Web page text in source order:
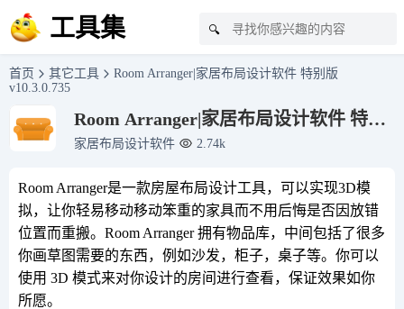
工具集 🔍
首页 其它工具
Room Arranger|家居布局设计软件 特别版
v10.3.0.735
Room Arranger|家居布局设计软件 特别
版 v10.3.0.735
家居布局设计软件 2.74k
Room Arranger是一款房屋布局设计工具，可以实现3D模
拟，让你轻易移动移动笨重的家具而不用后悔是否因放错
位置而重搬。Room Arranger 拥有物品库，中间包括了很多
你画草图需要的东西，例如沙发，柜子，桌子等。你可以
使用 3D 模式来对你设计的房间进行查看，保证效果如你
所愿。